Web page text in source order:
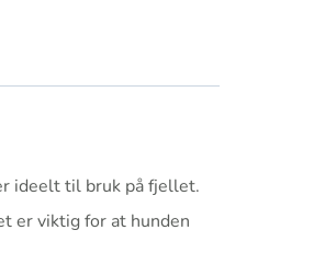
ideelt til bruk på fjellet.
er viktig for at hunden